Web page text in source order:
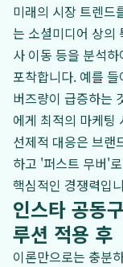
미래의 시장 트렌드
는 소셜미디어 상의
사 이동 등을 분석
포착합니다. 예를
버즈량이 급증하는
에게 최적의 마케팅
선제적 대응은 브랜
하고 '퍼스트 무버'
핵심적인 경쟁력입
인스타 공동
루션 적용 후
이론만으로는 충분